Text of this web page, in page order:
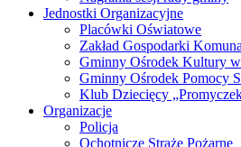
Jednostki Organizacyjne
Placówki Oświatowe
Zakład Gospodarki
Gminny Ośrodek Kultury
Gminny Ośrodek Pomocy
Klub Dziecięcy
Organizacje
Policja
Ochotnicze Straże Pożarne